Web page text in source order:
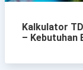
Kalkulator
– Kebutuhan